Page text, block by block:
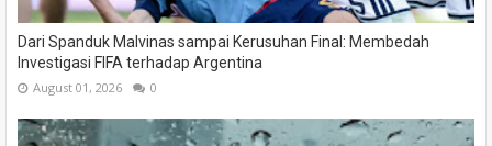
Dari Spanduk Malvinas sampai Kerusuhan Final: Membedah
Investigasi FIFA terhadap Argentina
August 01, 2026 0